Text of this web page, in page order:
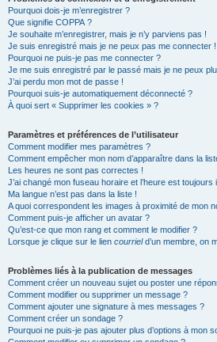
Pourquoi dois-je m’enregistrer ?
Que signifie COPPA ?
Je souhaite m’enregistrer, mais je n’y parviens pas !
Je suis enregistré mais je ne peux pas me connecter !
Pourquoi ne puis-je pas me connecter ?
Je me suis enregistré par le passé mais je ne peux
J’ai perdu mon mot de passe !
Pourquoi suis-je automatiquement déconnecté ?
À quoi sert « Supprimer les cookies » ?
Paramètres et préférences de l’utilisateur
Comment modifier mes paramètres ?
Comment empêcher mon nom d’apparaître dans la
Les heures ne sont pas correctes !
J’ai changé mon fuseau horaire et l’heure est toujours
Ma langue n’est pas dans la liste !
A quoi correspondent les images à proximité de mon
Comment puis-je afficher un avatar ?
Qu’est-ce que mon rang et comment le modifier ?
Lorsque je clique sur le lien courrield’un membre, on
Problèmes liés à la publication de messages
Comment créer un nouveau sujet ou poster une
Comment modifier ou supprimer un message ?
Comment ajouter une signature à mes messages ?
Comment créer un sondage ?
Pourquoi ne puis-je pas ajouter plus d’options à mon